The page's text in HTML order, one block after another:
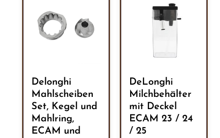
Delonghi
Mahlscheiben
Set, Kegel und
Mahlring,
ECAM und
DeLonghi
Milchbehälter
mit Deckel
ECAM 23 / 24
/ 25